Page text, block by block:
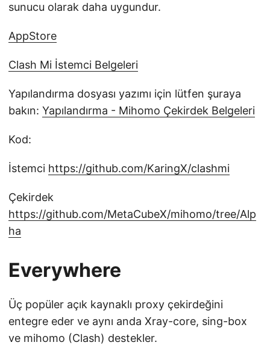
sunucu olarak daha uygundur.
AppStore
Clash Mi İstemci Belgeleri
Yapılandırma dosyası yazımı için lütfen şuraya
bakın: Yapılandırma - Mihomo Çekirdek Belgeleri
Kod:
İstemci https://github.com/KaringX/clashmi
Çekirdek
https://github.com/MetaCubeX/mihomo/tree/Alp
ha
Everywhere
Üç popüler açık kaynaklı proxy çekirdeğini
entegre eder ve aynı anda Xray-core, sing-box
ve mihomo (Clash) destekler.